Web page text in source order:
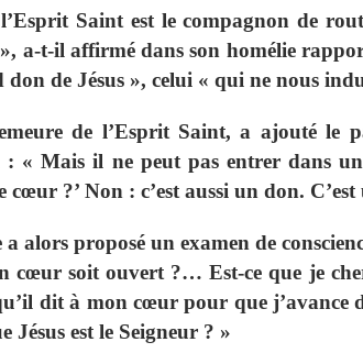
Saint est le compagnon de
», a-t-il affirmé dans son homélie
don de Jésus », celui « qui ne nous
de l’Esprit Saint, a ajouté le
« Mais il ne peut pas entrer dans
cœur ?’ Non : c’est aussi un don.
a alors proposé un examen de
cœur soit ouvert ?… Est-ce que je
dit à mon cœur pour que j’avance
Jésus est le Seigneur ? »